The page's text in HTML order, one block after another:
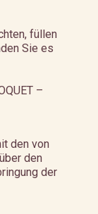
füllen
Sie es
–
den von
den
der